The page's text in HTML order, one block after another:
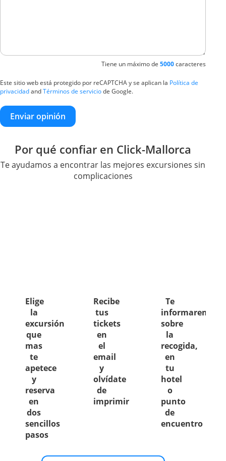
Tiene un máximo de 5000caracteres
Este sitio web está protegido por reCAPTCHA y se aplican la Política de
privacidadandTérminos de serviciode Google.
Enviar opinión
Por qué confiar en Click-Mallorca
Te ayudamos a encontrar las mejores excursiones sin
complicaciones
Elige
la
excursión
que
mas
te
apetece
y
reserva
en
dos
sencillos
pasos
Recibe
tus
tickets
en
el
email
y
olvídate
de
imprimir
Te
informaremos
sobre
la
recogida,
en
tu
hotel
o
punto
de
encuentro